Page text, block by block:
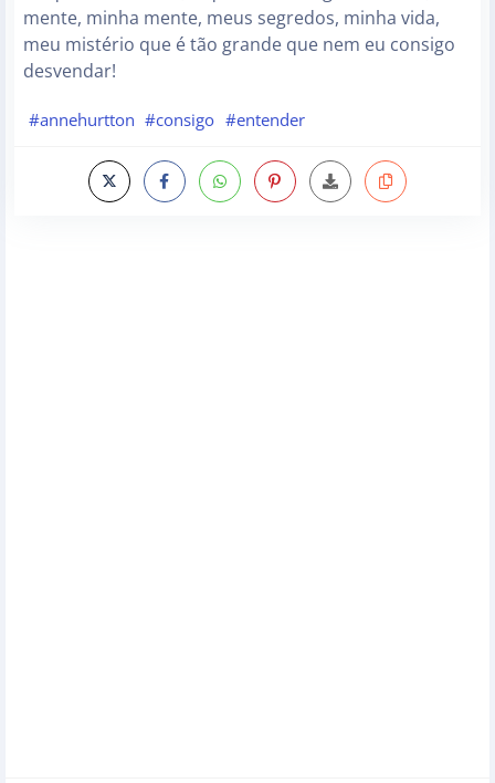
mente, minha mente, meus segredos, minha vida,
meu mistério que é tão grande que nem eu consigo
desvendar!
#annehurtton #consigo #entender